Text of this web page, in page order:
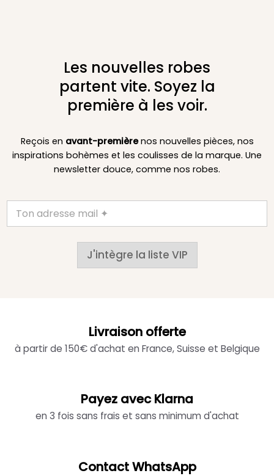
Les nouvelles robes
partent vite. Soyez la
première à les voir.
Reçois en avant-premièrenos nouvelles pièces, nos
inspirations bohèmes et les coulisses de la marque. Une
newsletter douce, comme nos robes.
J'intègre la liste VIP
Livraison offerte
à partir de 150€ d'achat en France, Suisse et Belgique
Payez avec Klarna
en 3 fois sans frais et sans minimum d'achat
Contact WhatsApp